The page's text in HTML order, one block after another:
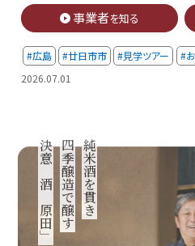
事業者を知る
#広島 #廿日市市 #見学ツアー
#
2026.07.01
純米酒を貫き
四季醸造で醸す
決意の酒「原田」